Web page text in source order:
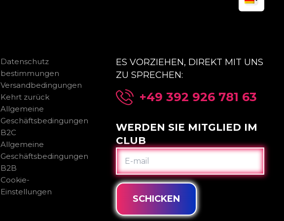
Datenschutz
bestimmungen
Versandbedingungen
Kehrt zurück
Allgemeine
Geschäftsbedingungen
B2C
Allgemeine
Geschäftsbedingungen
B2B
Cookie-
Einstellungen
ES VORZIEHEN, DIREKT MIT UNS
ZU SPRECHEN:
+49 392 926 781 63
WERDEN SIE MITGLIED IM
CLUB
E-
MAIL
SCHICKEN